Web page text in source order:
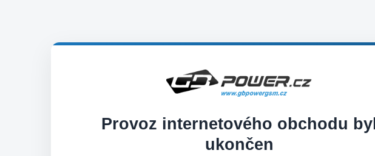
Provoz internetového obchodu
ukončen